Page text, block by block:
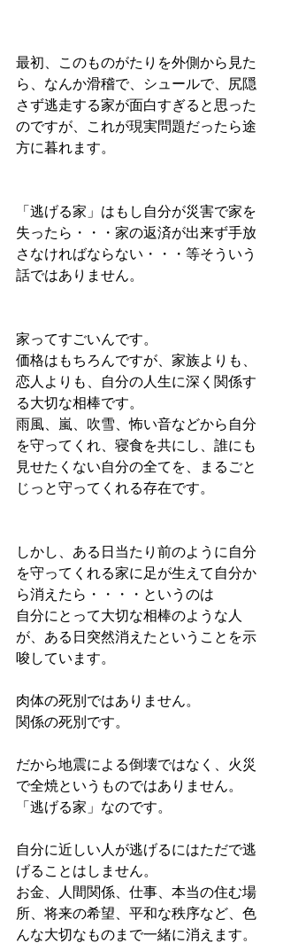
最初、このものがたりを外側から見た
ら、なんか滑稽で、シュールで、尻隠
さず逃走する家が面白すぎると思った
のですが、これが現実問題だったら途
方に暮れます。
「逃げる家」はもし自分が災害で家を
失ったら・・・家の返済が出来ず手放
さなければならない・・・等そういう
話ではありません。
家ってすごいんです。
価格はもちろんですが、家族よりも、
恋人よりも、自分の人生に深く関係す
る大切な相棒です。
雨風、嵐、吹雪、怖い音などから自分
を守ってくれ、寝食を共にし、誰にも
見せたくない自分の全てを、まるごと
じっと守ってくれる存在です。
しかし、ある日当たり前のように自分
を守ってくれる家に足が生えて自分か
ら消えたら・・・・というのは
自分にとって大切な相棒のような人
が、ある日突然消えたということを示
唆しています。
肉体の死別ではありません。
関係の死別です。
だから地震による倒壊ではなく、火災
で全焼というものではありません。
「逃げる家」なのです。
自分に近しい人が逃げるにはただで逃
げることはしません。
お金、人間関係、仕事、本当の住む場
所、将来の希望、平和な秩序など、色
んな大切なものまで一緒に消えます。